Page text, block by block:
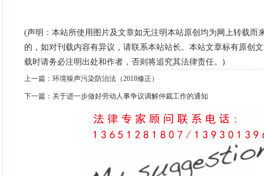
(声明：本站所使用图片及文章如无注明本站原创均为网上转载而
的，如对刊载内容有异议，请联系本站站长。本站文章标有原创
载时请务必注明出处和作者，否则将追究其法律责任。)
上一篇： 环境噪声污染防治法（2018修正）
下一篇： 关于进一步做好劳动人事争议调解仲裁工作的通知